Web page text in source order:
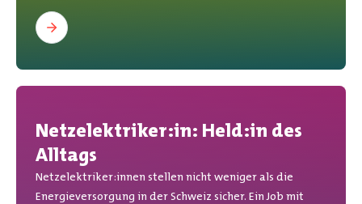
Netzelektriker:in: Held:in des
Alltags
Netzelektriker:innen stellen nicht weniger als die
Energieversorgung in der Schweiz sicher. Ein Job mit